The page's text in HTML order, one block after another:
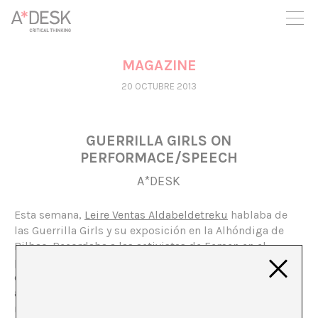
crees también en A*DESK seguimos necesitándote para poder
seguir adelante. Ahora puedes participar del proyecto y
apoyarlo.
MAGAZINE
20 OCTUBRE 2013
GUERRILLA GIRLS ON
PERFORMACE/SPEECH
A*DESK
Esta semana, Leire Ventas Aldabeldetreku hablaba de
las Guerrilla Girls y su exposición en la Alhóndiga de
Bilbao. Recordaba a las activistas de Femen en el
parlamento español y reformulaba la célebre pregunta
de las artistas y activistas norteamericanas en clave
actual: ¿tienen que desnudarse las mujeres para que la
reivindicación de sus derechos y la denuncia de la